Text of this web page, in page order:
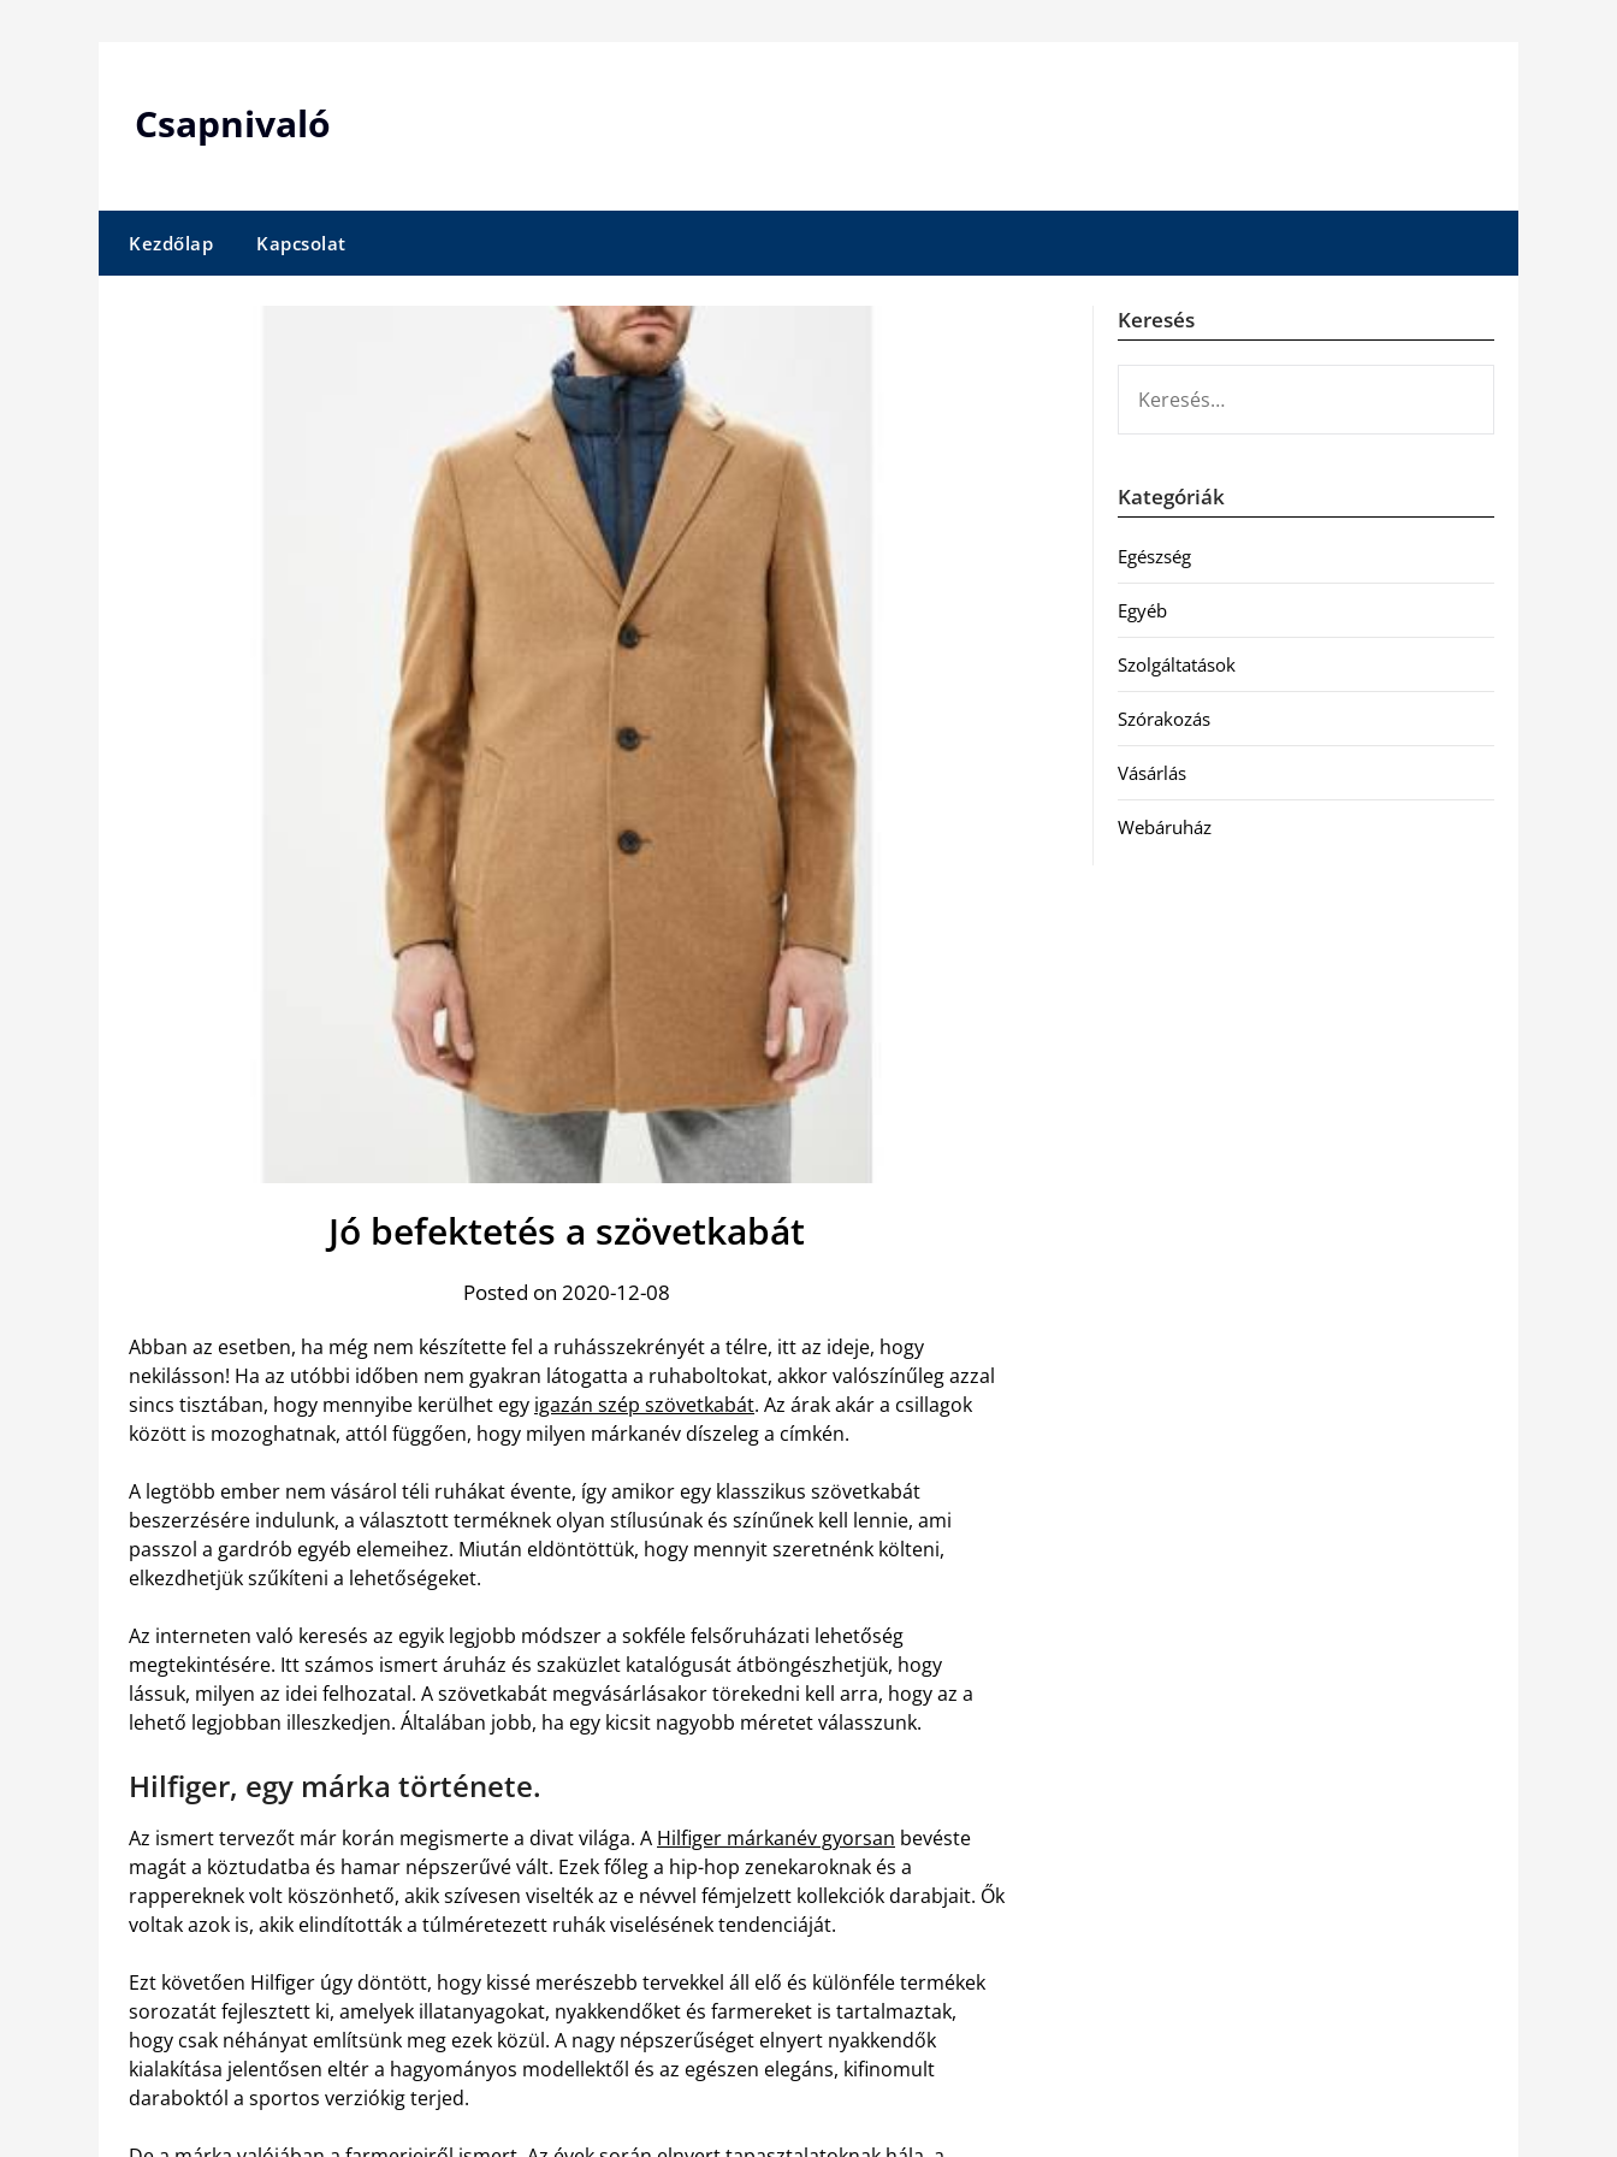
Csapnivaló
Kezdőlap Kapcsolat
Jó befektetés a szövetkabát
Posted on 2020-12-08
Abban az esetben, ha még nem készítette fel a ruhásszekrényét a télre, itt az ideje, hogy
nekilásson! Ha az utóbbi időben nem gyakran látogatta a ruhaboltokat, akkor valószínűleg azzal
sincs tisztában, hogy mennyibe kerülhet egy igazán szép szövetkabát. Az árak akár a csillagok
között is mozoghatnak, attól függően, hogy milyen márkanév díszeleg a címkén.
A legtöbb ember nem vásárol téli ruhákat évente, így amikor egy klasszikus szövetkabát
beszerzésére indulunk, a választott terméknek olyan stílusúnak és színűnek kell lennie, ami
passzol a gardrób egyéb elemeihez. Miután eldöntöttük, hogy mennyit szeretnénk költeni,
elkezdhetjük szűkíteni a lehetőségeket.
Az interneten való keresés az egyik legjobb módszer a sokféle felsőruházati lehetőség
megtekintésére. Itt számos ismert áruház és szaküzlet katalógusát átböngészhetjük, hogy
lássuk, milyen az idei felhozatal. A szövetkabát megvásárlásakor törekedni kell arra, hogy az a
lehető legjobban illeszkedjen. Általában jobb, ha egy kicsit nagyobb méretet válasszunk.
Hilfiger, egy márka története.
Az ismert tervezőt már korán megismerte a divat világa. A Hilfiger márkanév gyorsan bevéste
magát a köztudatba és hamar népszerűvé vált. Ezek főleg a hip-hop zenekaroknak és a
rappereknek volt köszönhető, akik szívesen viselték az e névvel fémjelzett kollekciók darabjait. Ők
voltak azok is, akik elindították a túlméretezett ruhák viselésének tendenciáját.
Ezt követően Hilfiger úgy döntött, hogy kissé merészebb tervekkel áll elő és különféle termékek
sorozatát fejlesztett ki, amelyek illatanyagokat, nyakkendőket és farmereket is tartalmaztak,
hogy csak néhányat említsünk meg ezek közül. A nagy népszerűséget elnyert nyakkendők
kialakítása jelentősen eltér a hagyományos modellektől és az egészen elegáns, kifinomult
daraboktól a sportos verziókig terjed.
Keresés
Kategóriák
Egészség
Egyéb
Szolgáltatások
Szórakozás
Vásárlás
Webáruház